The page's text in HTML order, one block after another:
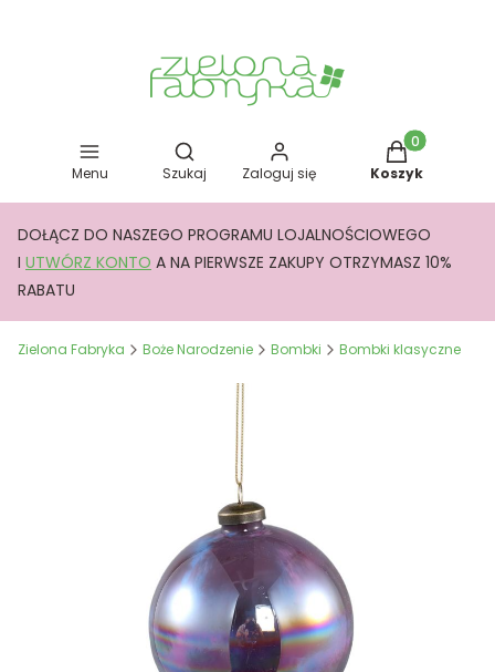
Menu
Otwórz wyszukiwarkę
Szukaj Zaloguj się
Produkty w
Koszyk
DOŁĄCZ DO NASZEGO PROGRAMU LOJALNOŚCIOWEGO
I UTWÓRZ KONTO A NA PIERWSZE ZAKUPY OTRZYMASZ 10%
RABATU
Zielona Fabryka Boże Narodzenie Bombki Bombki klasyczne